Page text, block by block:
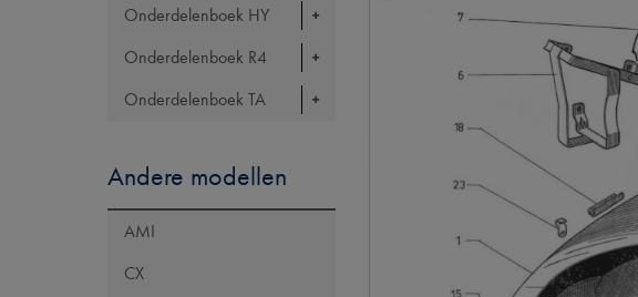
Onderdelenboek HY
Onderdelenboek R4
Onderdelenboek TA
Andere modellen
AMI
CX